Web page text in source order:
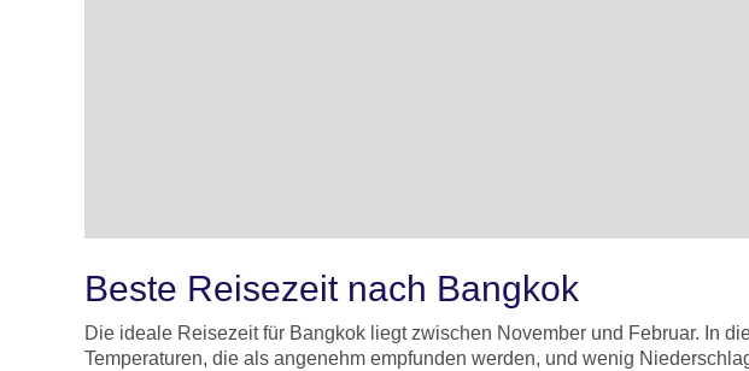
Beste Reisezeit nach Bangkok
Die ideale Reisezeit für Bangkok liegt zwischen November und Februar. In
Temperaturen, die als angenehm empfunden werden, und wenig